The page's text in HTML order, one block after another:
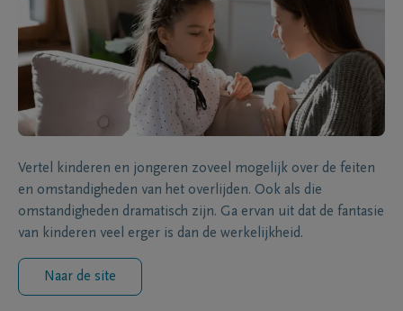
Vertel kinderen en jongeren zoveel mogelijk over de feiten
en omstandigheden van het overlijden. Ook als die
omstandigheden dramatisch zijn. Ga ervan uit dat de fantasie
van kinderen veel erger is dan de werkelijkheid.
Naar de site